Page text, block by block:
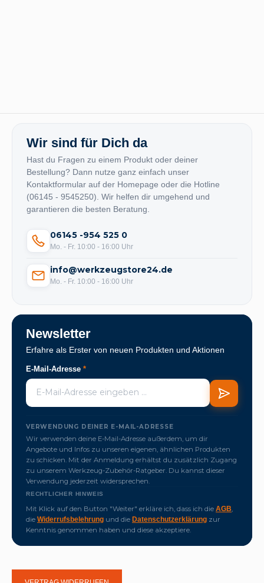
Wir sind für Dich da
Hast du Fragen zu einem Produkt oder deiner
Bestellung? Dann nutze ganz einfach unser
Kontaktformular auf der Homepage oder die Hotline
(06145 - 9545250). Wir helfen dir umgehend und
garantieren die besten Beratung.
06145 -954 525 0
Mo. - Fr. 10:00 - 16:00 Uhr
info@werkzeugstore24.de
Mo. - Fr. 10:00 - 16:00 Uhr
Newsletter
Erfahre als Erster von neuen Produkten und Aktionen
E-Mail-Adresse *
VERWENDUNG DEINER E-MAIL-ADRESSE
Wir verwenden deine E-Mail-Adresse außerdem, um dir
Angebote und Infos zu unseren eigenen, ähnlichen Produkten
zu schicken. Mit der Anmeldung erhältst du zusätzlich Zugang
zu unserem Werkzeug-Zubehör-Ratgeber. Du kannst dieser
Verwendung jederzeit widersprechen.
RECHTLICHER HINWEIS
Mit Klick auf den Button "Weiter" erkläre ich, dass ich die AGB
die Widerrufsbelehrung und die Datenschutzerklärung zur
Kenntnis genommen haben und diese akzeptiere.